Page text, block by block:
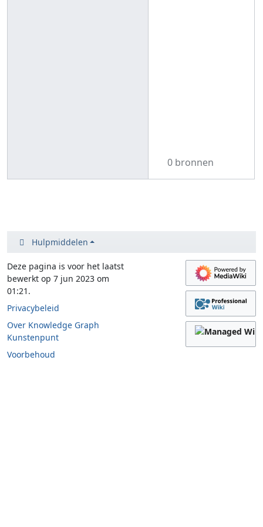
0 bronnen
Hulpmiddelen
Deze pagina is voor het laatst
bewerkt op 7 jun 2023 om
01:21.
Privacybeleid
Over Knowledge Graph
Kunstenpunt
Voorbehoud